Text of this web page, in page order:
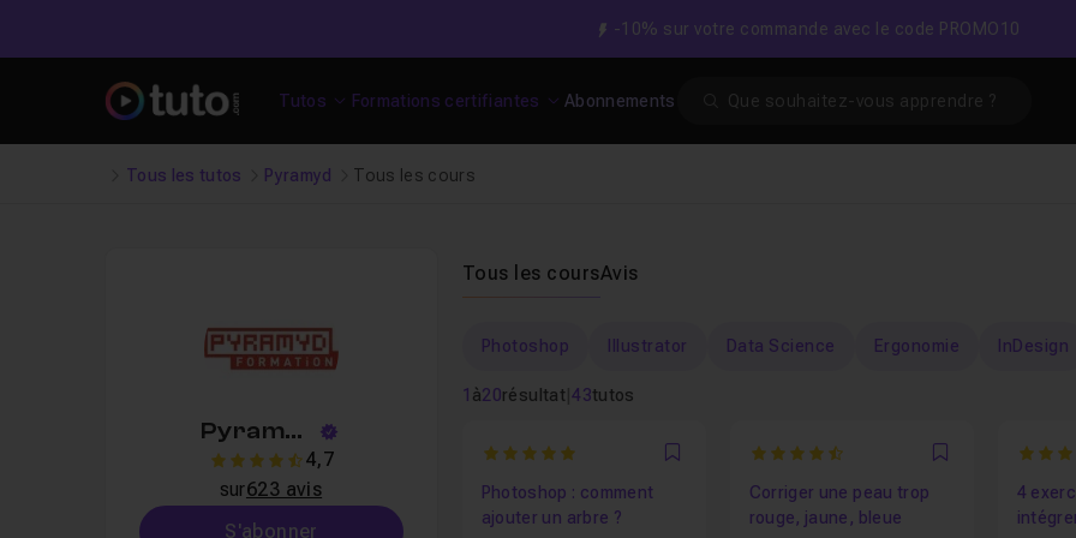
-10% sur votre commande avec le code PROMO10
Tutos Formations certifiantes Abonnements
Tous les tutos Pyramyd Tous les cours
Pyramyd
4.7
4,7
sur623 avis
S'abonner
Tous les coursAvis
Photoshop Illustrator Data Science Ergonomie InDesign
1 à20résultat|43tutos
5 Favori
Photoshop : comment
ajouter un arbre ?
4.6666666666667 Favori
Corriger une peau trop
rouge, jaune, bleue
5
4